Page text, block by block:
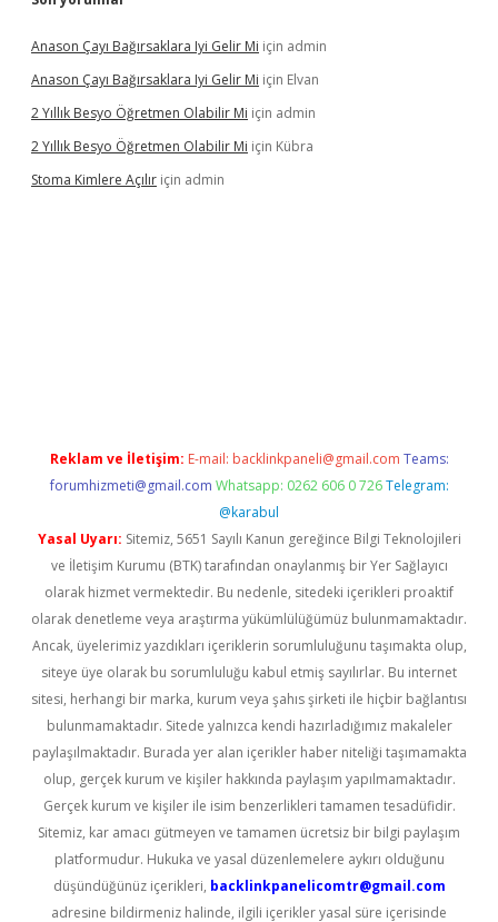
Anason Çayı Bağırsaklara Iyi Gelir Mi için admin
Anason Çayı Bağırsaklara Iyi Gelir Mi için Elvan
2 Yıllık Besyo Öğretmen Olabilir Mi için admin
2 Yıllık Besyo Öğretmen Olabilir Mi için Kübra
Stoma Kimlere Açılır için admin
Reklam ve İletişim: E-mail: backlinkpaneli@gmail.com Teams:
forumhizmeti@gmail.com Whatsapp: 0262 606 0 726 Telegram:
@karabul
Yasal Uyarı: Sitemiz, 5651 Sayılı Kanun gereğince Bilgi Teknolojileri
ve İletişim Kurumu (BTK) tarafından onaylanmış bir Yer Sağlayıcı
olarak hizmet vermektedir. Bu nedenle, sitedeki içerikleri proaktif
olarak denetleme veya araştırma yükümlülüğümüz bulunmamaktadır.
Ancak, üyelerimiz yazdıkları içeriklerin sorumluluğunu taşımakta olup,
siteye üye olarak bu sorumluluğu kabul etmiş sayılırlar. Bu internet
sitesi, herhangi bir marka, kurum veya şahıs şirketi ile hiçbir bağlantısı
bulunmamaktadır. Sitede yalnızca kendi hazırladığımız makaleler
paylaşılmaktadır. Burada yer alan içerikler haber niteliği taşımamakta
olup, gerçek kurum ve kişiler hakkında paylaşım yapılmamaktadır.
Gerçek kurum ve kişiler ile isim benzerlikleri tamamen tesadüfidir.
Sitemiz, kar amacı gütmeyen ve tamamen ücretsiz bir bilgi paylaşım
platformudur. Hukuka ve yasal düzenlemelere aykırı olduğunu
düşündüğünüz içerikleri, backlinkpanelicomtr@gmail.com
adresine bildirmeniz halinde, ilgili içerikler yasal süre içerisinde